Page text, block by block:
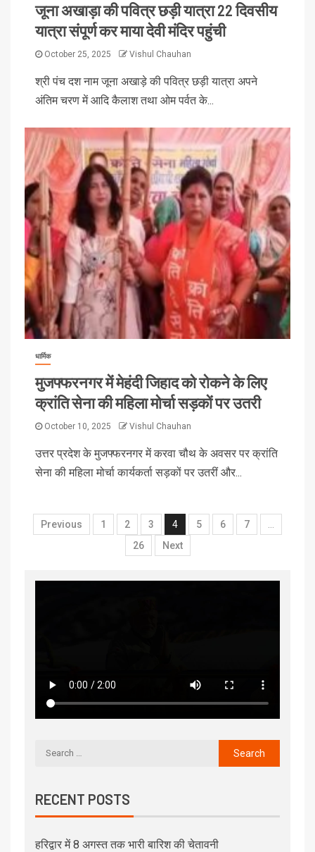
जूना अखाड़ा की पवित्र छड़ी यात्रा 22 दिवसीय
यात्रा संपूर्ण कर माया देवी मंदिर पहुंची
October 25, 2025 Vishul Chauhan
श्री पंच दश नाम जूना अखाड़े की पवित्र छड़ी यात्रा अपने
अंतिम चरण में आदि कैलाश तथा ओम पर्वत के...
धार्मिक
मुजफ्फरनगर में मेहंदी जिहाद को रोकने के लिए
क्रांति सेना की महिला मोर्चा सड़कों पर उतरी
October 10, 2025 Vishul Chauhan
उत्तर प्रदेश के मुजफ्फरनगर में करवा चौथ के अवसर पर क्रांति
सेना की महिला मोर्चा कार्यकर्ता सड़कों पर उतरीं और...
Previous 1 2 3 4 5 6 7
26
Next
RECENT POSTS
हरिद्वार में 8 अगस्त तक भारी बारिश की चेतावनी